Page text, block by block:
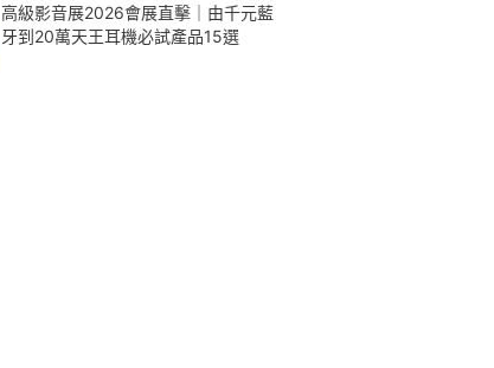
高級影音展2026會展直擊｜由千元藍
牙到20萬天王耳機必試產品15選